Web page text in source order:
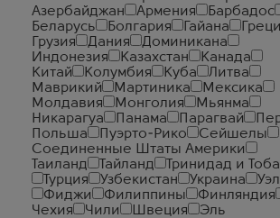
Азербайджан
Армения
Барбадос
Беларусь
Болгария Гайана
Грузия
Дания
Доминикана
Индонезия
Казахстан
Канада
Китай
Колумбия Куба
Литва
Маврикий
Мартиника
Мексика
Молдавия
Монголия
Мьянма
Никарагуа
Панама Парагвай
Польша
Пуэрто-Рико
Сейшелы
Соединенные Штаты Америки
Таиланд
Тайланд
Тринидад и
Турция
Узбекистан Украина
Фиджи
Филиппины
Финляндия
Чехия
Чили Швеция
Эль